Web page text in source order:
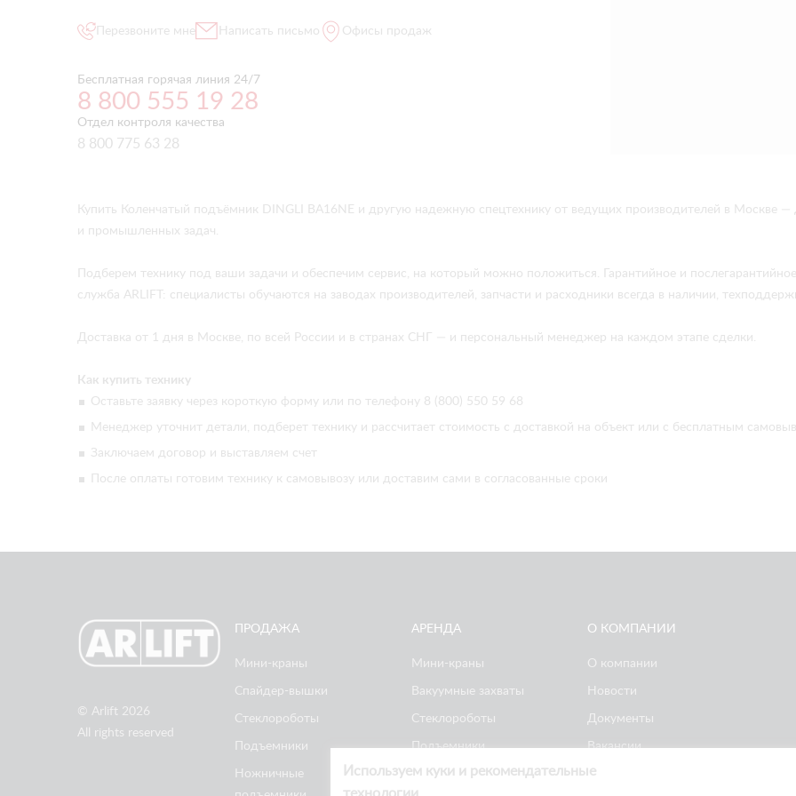
Перезвоните мне Написать письмо Офисы продаж
Бесплатная горячая линия 24/7
8 800 555 19 28
Отдел контроля качества
8 800 775 63 28
Купить Коленчатый подъёмник DINGLI BA16NE и другую надежную спецтехнику от ведущих производителей в Москве
и промышленных задач.
Подберем технику под ваши задачи и обеспечим сервис, на который можно положиться. Гарантийное и
служба ARLIFT: специалисты обучаются на заводах производителей, запчасти и расходники всегда в наличии,
Доставка от 1 дня в Москве, по всей России и в странах СНГ — и персональный менеджер на каждом этапе сделки.
Как купить технику
Оставьте заявку через короткую форму или по телефону 8 (800) 550 59 68
Менеджер уточнит детали, подберет технику и рассчитает стоимость с доставкой на объект или с бесплатным
Заключаем договор и выставляем счет
После оплаты готовим технику к самовывозу или доставим сами в согласованные сроки
© Arlift 2026
All rights reserved
ПРОДАЖА
Мини-краны
Спайдер-вышки
Стеклороботы
Подъемники
Ножничные
АРЕНДА
Мини-краны
Вакуумные захваты
Стеклороботы
Подъемники
Ножничные
О КОМПАНИИ
О компании
Новости
Документы
Вакансии
Реквизиты
Используем куки и рекомендательные